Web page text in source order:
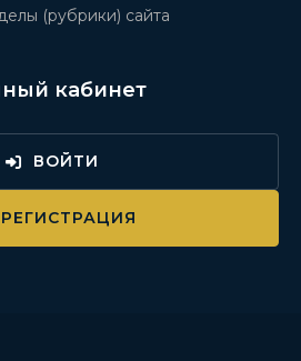
(рубрики) сайта
кабинет
ВОЙТИ
РЕГИСТРАЦИЯ